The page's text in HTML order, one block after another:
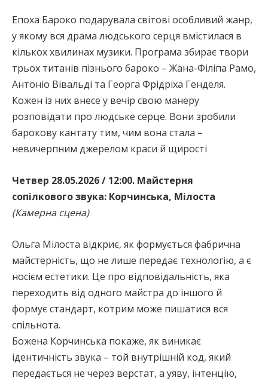
Епоха Бароко подарувала світові особливий жанр,
у якому вся драма людського серця вмістилася в
кількох хвилинах музики. Програма збирає твори
трьох титанів пізнього бароко – Жана-Філіпа Рамо,
Антоніо Вівальді та Георга Фрідріха Генделя.
Кожен із них внесе у вечір свою манеру
розповідати про людське серце. Вони зробили
барокову кантату тим, чим вона стала –
невичерпним джерелом краси й щирості
Четвер 28.05.2026 / 12:00. Майстерня
сопілкового звука: Корчинська, Мілоста
(Камерна сцена)
Ольга Мілоста відкриє, як формується фабрична
майстерність, що не лише передає технологію, а є
носієм естетики. Це про відповідальність, яка
переходить від одного майстра до іншого й
формує стандарт, котрим може пишатися вся
спільнота.
Божена Корчинська покаже, як виникає
ідентичність звука – той внутрішній код, який
передається не через верстат, а уяву, інтенцію,